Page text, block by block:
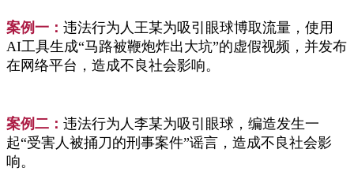
案例一： 违法行为人王某为吸引眼球博取流量，使用
AI工具生成“马路被鞭炮炸出大坑”的虚假视频，并发布
在网络平台，造成不良社会影响。
案例二： 违法行为人李某为吸引眼球，编造发生一
起“受害人被捅刀的刑事案件”谣言，造成不良社会影
响。